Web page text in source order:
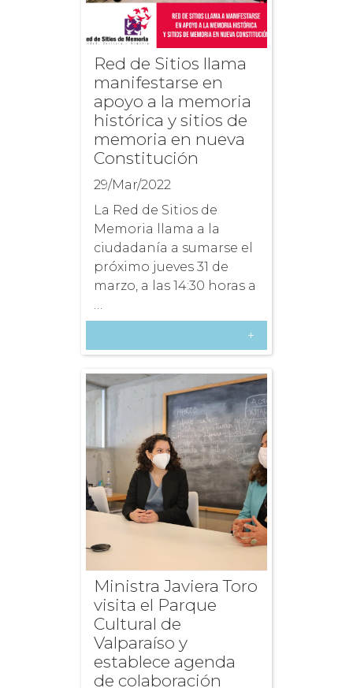
Red de Sitios llama
manifestarse en
apoyo a la memoria
histórica y sitios de
memoria en nueva
Constitución
29/Mar/2022
La Red de Sitios de
Memoria llama a la
ciudadanía a sumarse el
próximo jueves 31 de
marzo, a las 14:30 horas a
…
+
Ministra Javiera Toro
visita el Parque
Cultural de
Valparaíso y
establece agenda
de colaboración